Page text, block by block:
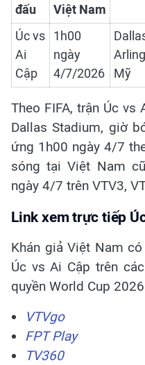
đấu
Việt Nam
Úc vs
Ai
Cập
1h00
ngày
4/7/2026
Mỹ
Theo FIFA, trận Úc
Dallas Stadium, giờ
ứng 1h00 ngày 4/7
sóng tại Việt Nam
ngày 4/7 trên VTV3,
Link xem trực tiếp
Khán giả Việt Nam
Úc vs Ai Cập trên
quyền World Cup
VTVgo
FPT Play
TV360